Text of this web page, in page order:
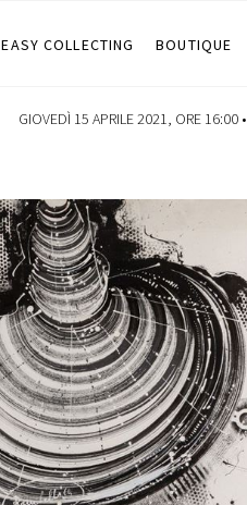
EASY COLLECTING BOUTIQUE
GIOVEDÌ 15 APRILE 2021, ORE 16:00 •